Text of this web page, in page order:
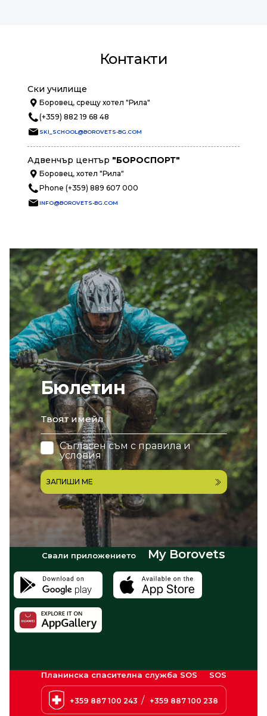
Бюлетин
email
Съгласен съм с правила и
условия
ЗАПИШИ МЕ
Контакти
Ски училище
Боровец, срещу хотел "Рила"
(+359) 882 19 68 48
SKI_SCHOOL@BOROVETS-BG.COM
Адвенчър център "БОРОСПОРТ"
Боровец, хотел "Рила"
Phone (+359) 889 607 000
INFO@BOROVETS-BG.COM
Свали приложението My Borovets
Планинска спасителна служба SOS SOS
+359 887 100 243 / +359 887 100 238